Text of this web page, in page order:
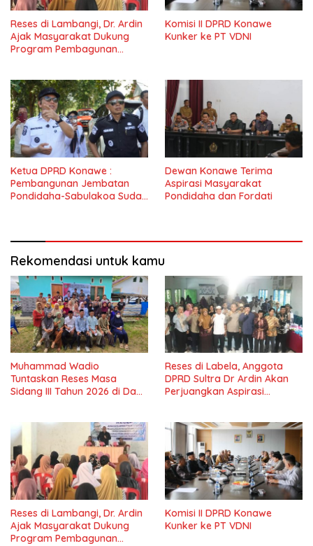
Reses di Lambangi, Dr. Ardin
Ajak Masyarakat Dukung
Program Pembagunan
Komisi II DPRD Konawe
Kunker ke PT VDNI
Ketua DPRD Konawe :
Pembangunan Jembatan
Pondidaha-Sabulakoa Sudah
Dewan Konawe Terima
Aspirasi Masyarakat
Pondidaha dan Fordati
Rekomendasi untuk kamu
Muhammad Wadio
Tuntaskan Reses Masa
Sidang III Tahun 2026 di Dapil
Reses di Labela, Anggota
DPRD Sultra Dr Ardin Akan
Perjuangkan Aspirasi
Reses di Lambangi, Dr. Ardin
Ajak Masyarakat Dukung
Program Pembagunan
Komisi II DPRD Konawe
Kunker ke PT VDNI